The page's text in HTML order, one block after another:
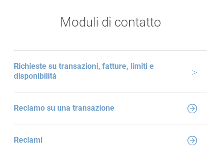
Moduli di contatto
Richieste su transazioni, fatture, limiti e
disponibilità
Reclamo su una transazione
Reclami